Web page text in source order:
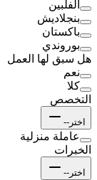
الفلبين
بنجلاديش
باكستان
بوروندي
هل سبق لها العمل
نعم
كلا
التخصص
اختر--
عاملة منزلية
الخبرات
اختر--